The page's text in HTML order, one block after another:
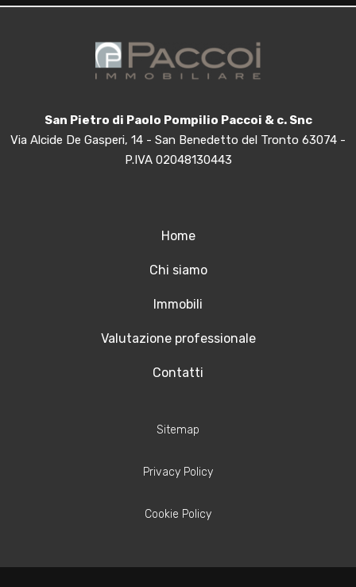
San Pietro di Paolo Pompilio Paccoi & c. Snc
Via Alcide De Gasperi, 14 - San Benedetto del Tronto 63074 -
P.IVA 02048130443
Home
Chi siamo
Immobili
Valutazione professionale
Contatti
Sitemap
Privacy Policy
Cookie Policy